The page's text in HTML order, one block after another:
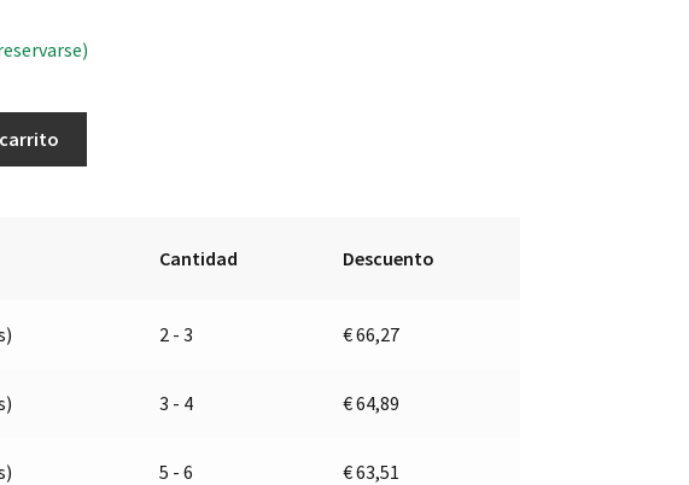
Cantidad Descuento
2 - 3 €66,27
3 - 4 €64,89
5 - 6 €63,51